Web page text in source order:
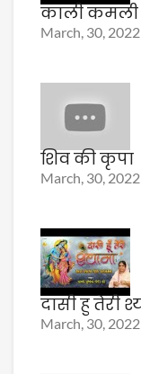
काली कमली
March, 30, 2022
शिव की कृपा
March, 30, 2022
दासी हु तेरी
March, 30, 2022